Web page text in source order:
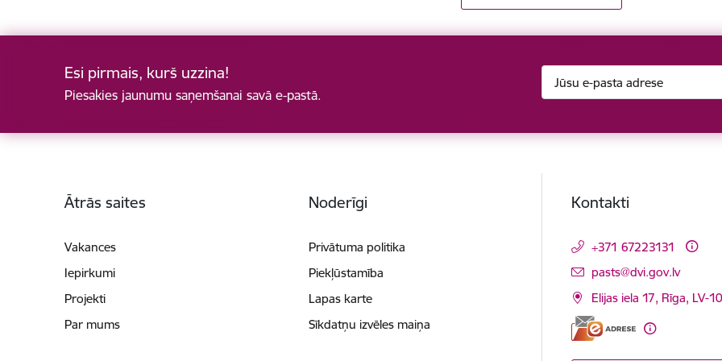
Esi pirmais, kurš uzzina!
Piesakies jaunumu saņemšanai savā e-pastā.
Ātrās saites
Vakances
Iepirkumi
Projekti
Par mums
Noderīgi
Privātuma politika
Piekļūstamība
Lapas karte
Sīkdatņu izvēles maiņa
Kontakti
+371 67223131
E-pasts:
pasts@dvi.gov.lv
Elijas iela 17, Rīga, LV-